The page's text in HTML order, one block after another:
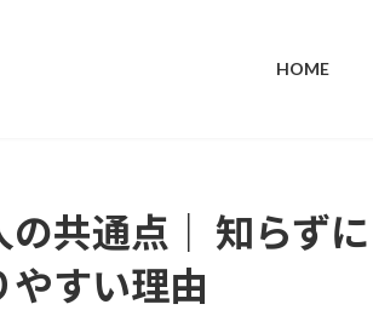
HOME
共通点｜ 知らずに
すい理由